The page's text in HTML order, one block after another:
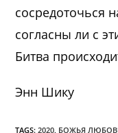
сосредоточься
согласны ли с
Битва
Энн Шику
TAGS:2020, БОЖЬЯ